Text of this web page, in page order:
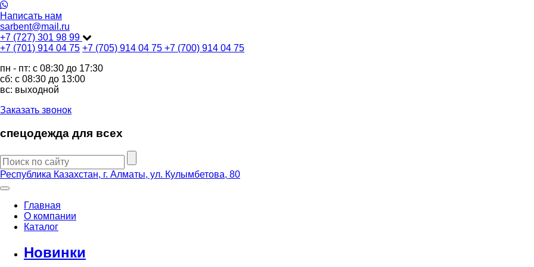
Написать нам
sarbent@mail.ru
+7 (727) 301 98 99
+7 (701) 914 04 75 +7 (705) 914 04 75 +7 (700) 914 04 75
пн - пт: c 08:30 до 17:30
сб: c 08:30 до 13:00
вс: выходной
Заказать звонок
спецодежда для всех
Республика Казахстан, г. Алматы, ул. Кулымбетова, 80
Главная
О компании
Каталог
Новинки